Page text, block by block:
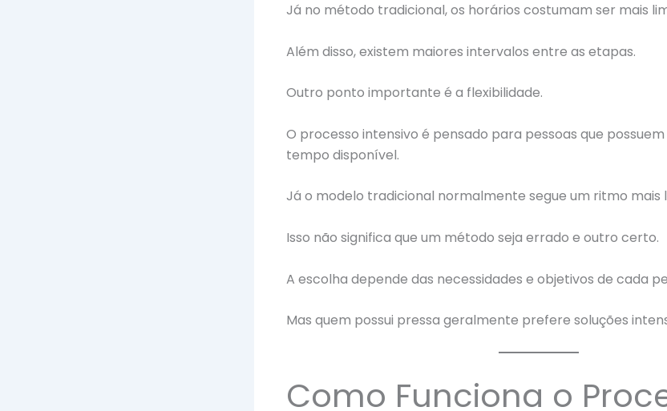
Já no método tradicional, os horários costumam ser mais
Além disso, existem maiores intervalos entre as etapas.
Outro ponto importante é a flexibilidade.
O processo intensivo é pensado para pessoas que
tempo disponível.
Já o modelo tradicional normalmente segue um ritmo mais
Isso não significa que um método seja errado e outro certo.
A escolha depende das necessidades e objetivos de cada
Mas quem possui pressa geralmente prefere soluções
Como Funciona o